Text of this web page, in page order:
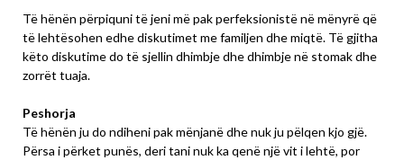
Të hënën përpiquni të jeni më pak perfeksionistë në mënyrë që
të lehtësohen edhe diskutimet me familjen dhe miqtë. Të gjitha
këto diskutime do të sjellin dhimbje dhe dhimbje në stomak dhe
zorrët tuaja.
Peshorja
Të hënën ju do ndiheni pak mënjanë dhe nuk ju pëlqen kjo gjë.
Përsa i përket punës, deri tani nuk ka qenë një vit i lehtë, por